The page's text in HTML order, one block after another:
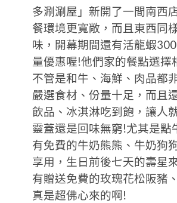
多涮涮屋」新開了一間南西
餐環境更寬敞，而且東西同
味，開幕期間還有活龍蝦
量優惠喔!他們家的餐點選擇
不管是和牛、海鮮、肉品都
嚴選食材、份量十足，而且
飲品、冰淇淋吃到飽，讓人
靈蓋還是回味無窮!尤其是點
有免費的牛奶熊熊、牛奶狗
享用，生日前後七天的壽星
有贈送免費的玫瑰花松阪豬
真是超佛心來的啊!